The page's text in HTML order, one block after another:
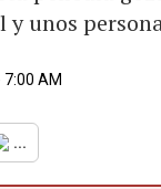
unos
AM
...